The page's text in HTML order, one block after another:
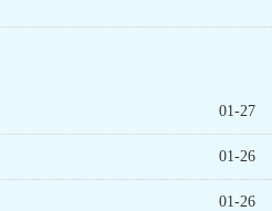
01-27
01-26
01-26